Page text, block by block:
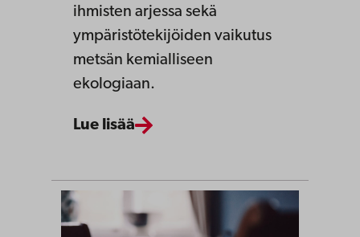
ihmisten arjessa sekä
ympäristötekijöiden vaikutus
metsän kemialliseen
ekologiaan.
Lue lisää